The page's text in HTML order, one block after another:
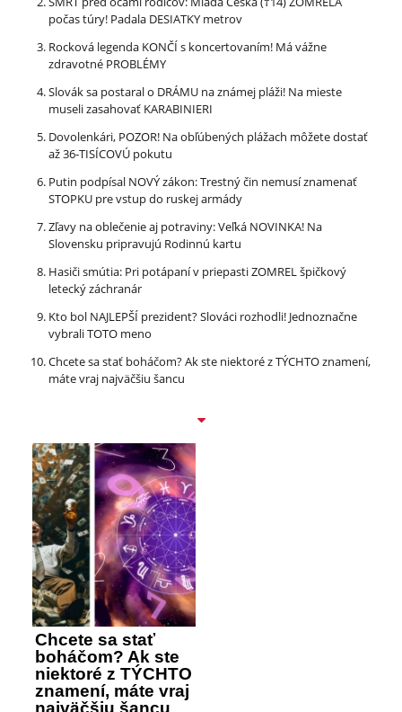
počas túry! Padala DESIATKY metrov
Rocková legenda KONČÍ s koncertovaním! Má vážne
zdravotné PROBLÉMY
Slovák sa postaral o DRÁMU na známej pláži! Na mieste
museli zasahovať KARABINIERI
Dovolenkári, POZOR! Na obľúbených plážach môžete dostať
až 36-TISÍCOVÚ pokutu
Putin podpísal NOVÝ zákon: Trestný čin nemusí znamenať
STOPKU pre vstup do ruskej armády
Zľavy na oblečenie aj potraviny: Veľká NOVINKA! Na
Slovensku pripravujú Rodinnú kartu
Hasiči smútia: Pri potápaní v priepasti ZOMREL špičkový
letecký záchranár
Kto bol NAJLEPŠÍ prezident? Slováci rozhodli! Jednoznačne
vybrali TOTO meno
Chcete sa stať boháčom? Ak ste niektoré z TÝCHTO znamení,
máte vraj najväčšiu šancu
Chcete sa stať
boháčom? Ak ste
niektoré z TÝCHTO
znamení, máte vraj